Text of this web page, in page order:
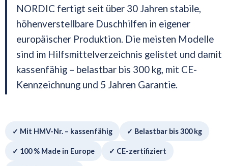
NORDIC fertigt seit über 30 Jahren stabile,
höhenverstellbare Duschhilfen in eigener
europäischer Produktion. Die meisten Modelle
sind im Hilfsmittelverzeichnis gelistet und damit
kassenfähig – belastbar bis 300 kg, mit CE-
Kennzeichnung und 5 Jahren Garantie.
✓ Mit HMV-Nr. – kassenfähig ✓ Belastbar bis 300 kg
✓ 100 % Made in Europe ✓ CE-zertifiziert